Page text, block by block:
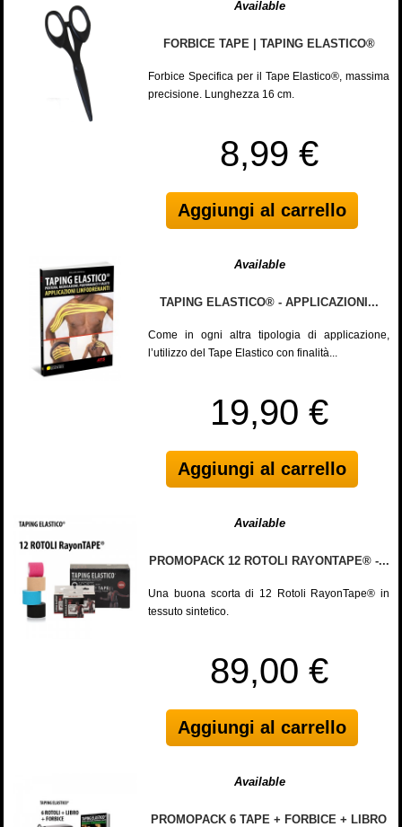
Available
FORBICE TAPE | TAPING ELASTICO®
Forbice Specifica per il Tape Elastico®, massima
precisione. Lunghezza 16 cm.
8,99 €
Aggiungi al carrello
Available
TAPING ELASTICO® - APPLICAZIONI...
Come in ogni altra tipologia di applicazione,
l’utilizzo del Tape Elastico con finalità...
19,90 €
Aggiungi al carrello
Available
PROMOPACK 12 ROTOLI RAYONTAPE® -...
Una buona scorta di 12 Rotoli RayonTape® in
tessuto sintetico.
89,00 €
Aggiungi al carrello
Available
PROMOPACK 6 TAPE + FORBICE + LIBRO